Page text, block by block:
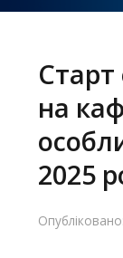
Головне
Головна
Навчання
Структура
Діяльність
Старт
на
2025